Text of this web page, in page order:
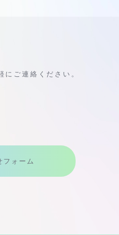
にご連絡ください。
フォーム